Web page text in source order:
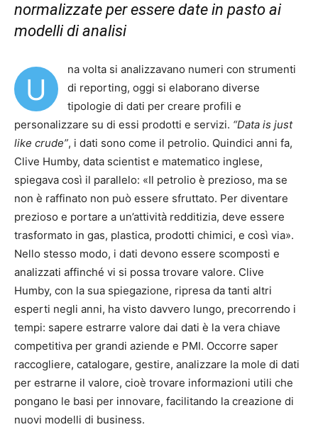
normalizzate per essere date in pasto ai
modelli di analisi
U
na volta si analizzavano numeri con strumenti
di reporting, oggi si elaborano diverse
tipologie di dati per creare profili e
personalizzare su di essi prodotti e servizi. “Data is just
like crude”, i dati sono come il petrolio. Quindici anni fa,
Clive Humby, data scientist e matematico inglese,
spiegava così il parallelo: «Il petrolio è prezioso, ma se
non è raffinato non può essere sfruttato. Per diventare
prezioso e portare a un’attività redditizia, deve essere
trasformato in gas, plastica, prodotti chimici, e così via».
Nello stesso modo, i dati devono essere scomposti e
analizzati affinché vi si possa trovare valore. Clive
Humby, con la sua spiegazione, ripresa da tanti altri
esperti negli anni, ha visto davvero lungo, precorrendo i
tempi: sapere estrarre valore dai dati è la vera chiave
competitiva per grandi aziende e PMI. Occorre saper
raccogliere, catalogare, gestire, analizzare la mole di dati
per estrarne il valore, cioè trovare informazioni utili che
pongano le basi per innovare, facilitando la creazione di
nuovi modelli di business.